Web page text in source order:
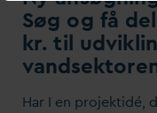
Søg og få
kr. til
v
Har I en projektidé,